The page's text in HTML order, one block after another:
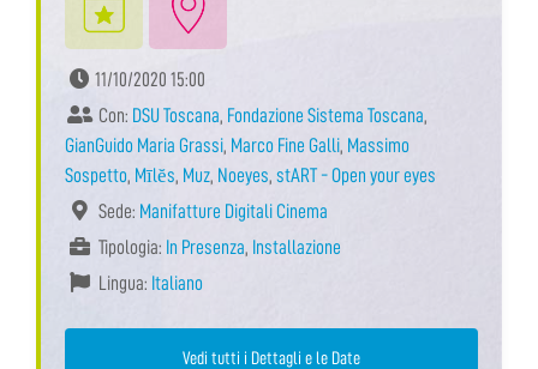
11/10/2020 15:00
Con: DSU Toscana, Fondazione Sistema Toscana,
GianGuido Maria Grassi, Marco Fine Galli, Massimo
Sospetto, Mīlĕs, Muz, Noeyes, stART - Open your eyes
Sede: Manifatture Digitali Cinema
Tipologia: In Presenza, Installazione
Lingua: Italiano
Vedi tutti i Dettagli e le Date